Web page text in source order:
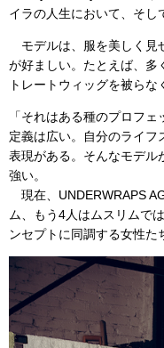
イラの人生において、そし
モデルは、服を美しく見
が好ましい。たとえば、多
トレートウィッグを被らな
「それはある種のプロフ
定義は広い。自分のライフ
表現がある。そんなモデル
強い。
現在、UNDERWRAPS
ム、もう4人はムスリムで
ンセプトに同調する女性た